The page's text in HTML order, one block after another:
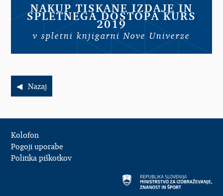
NAKUP TISKANE IZDAJE IN
SPLETNEGA DOSTOPA KURS
2019
v spletni knjigarni Nove Univerze
Nazaj
Kolofon
Pogoji uporabe
Politika piškotkov